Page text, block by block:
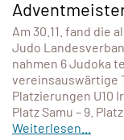
Am 30.11. fand die
Judo
nahmen 6 Judoka
vereinsauswärtige
Platzierungen U10
Platz Samu – 9.
Weiterlesen...